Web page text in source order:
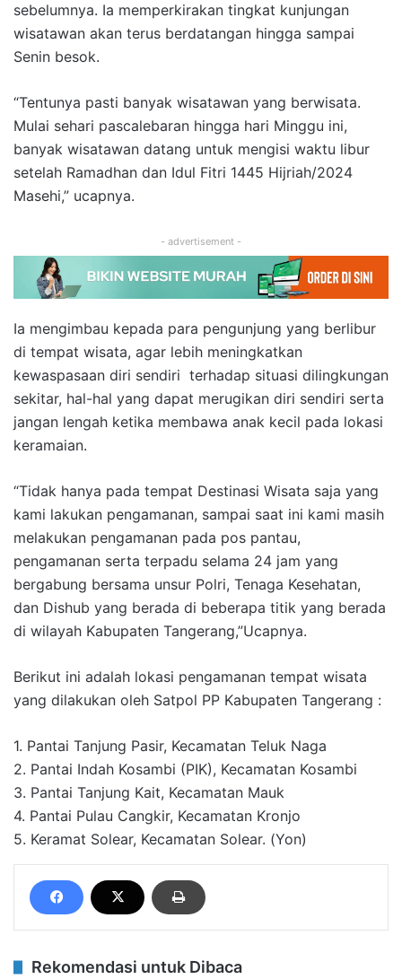
sebelumnya. Ia memperkirakan tingkat kunjungan
wisatawan akan terus berdatangan hingga sampai
Senin besok.
“Tentunya pasti banyak wisatawan yang berwisata.
Mulai sehari pascalebaran hingga hari Minggu ini,
banyak wisatawan datang untuk mengisi waktu libur
setelah Ramadhan dan Idul Fitri 1445 Hijriah/2024
Masehi,” ucapnya.
- advertisement -
Ia mengimbau kepada para pengunjung yang berlibur
di tempat wisata, agar lebih meningkatkan
kewaspasaan diri sendiri terhadap situasi dilingkungan
sekitar, hal-hal yang dapat merugikan diri sendiri serta
jangan lengah ketika membawa anak kecil pada lokasi
keramaian.
“Tidak hanya pada tempat Destinasi Wisata saja yang
kami lakukan pengamanan, sampai saat ini kami masih
melakukan pengamanan pada pos pantau,
pengamanan serta terpadu selama 24 jam yang
bergabung bersama unsur Polri, Tenaga Kesehatan,
dan Dishub yang berada di beberapa titik yang berada
di wilayah Kabupaten Tangerang,”Ucapnya.
Berikut ini adalah lokasi pengamanan tempat wisata
yang dilakukan oleh Satpol PP Kabupaten Tangerang :
1. Pantai Tanjung Pasir, Kecamatan Teluk Naga
2. Pantai Indah Kosambi (PIK), Kecamatan Kosambi
3. Pantai Tanjung Kait, Kecamatan Mauk
4. Pantai Pulau Cangkir, Kecamatan Kronjo
5. Keramat Solear, Kecamatan Solear. (Yon)
Rekomendasi untuk Dibaca